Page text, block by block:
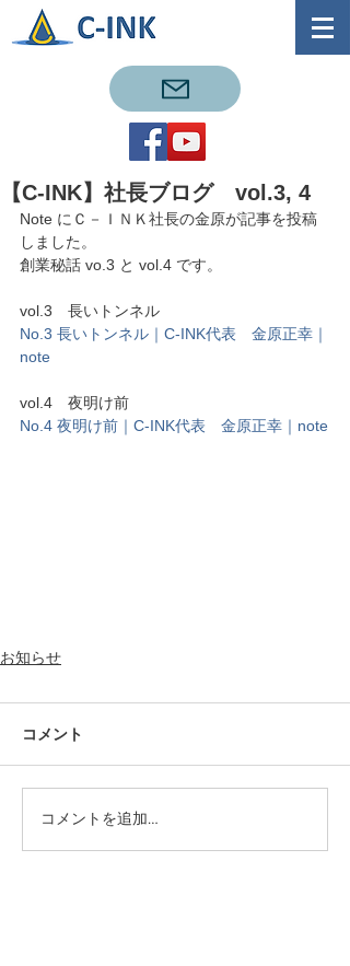
【C-INK】社長ブログ vol.3, 4
Note にＣ－ＩＮＫ社長の金原が記事を投稿
しました。
創業秘話 vo.3 と vol.4 です。
vol.3　長いトンネル
No.3 長いトンネル｜C-INK代表　金原正幸｜
note
vol.4　夜明け前
No.4 夜明け前｜C-INK代表　金原正幸｜note
お知らせ
コメント
コメントを追加…